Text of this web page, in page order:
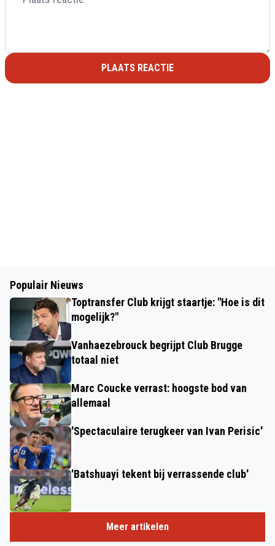
PLAATS REACTIE
Populair Nieuws
Toptransfer Club krijgt staartje: "Hoe is dit
mogelijk?"
Vanhaezebrouck begrijpt Club Brugge
totaal niet
Marc Coucke verrast: hoogste bod van
allemaal
'Spectaculaire terugkeer van Ivan Perisic'
'Batshuayi tekent bij verrassende club'
Meer artikelen